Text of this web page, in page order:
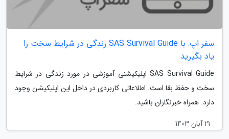
سفر اپ: با SAS Survival Guide زندگی در شرایط سخت را
یاد بگیرید
SAS Survival Guide اپلیکیشنی آموزشی در مورد زندگی در شرایط
سخت و حفظ بقا است. اطلاعاتی کاربردی در داخل این اپلیکیشن وجود
دارد. همراه خبرنگاران باشید.
21 آبان 1403